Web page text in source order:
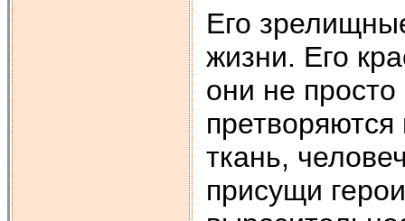
Его
жизни. Его
они не
ткань,
присущи